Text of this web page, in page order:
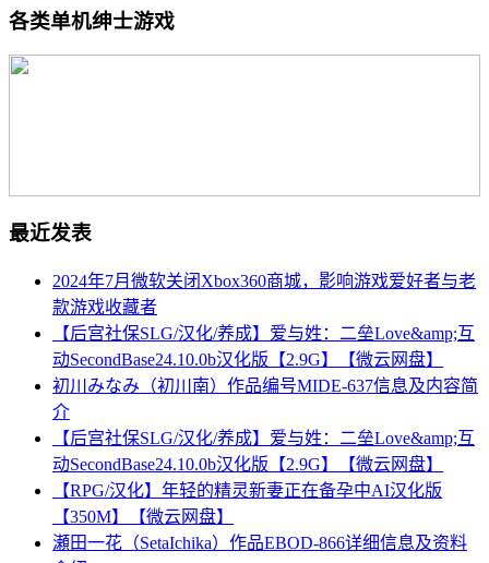
各类单机绅士游戏
最近发表
2024年7月微软关闭Xbox360商城，影响游戏爱好者与老
款游戏收藏者
【后宫社保SLG/汉化/养成】爱与姓：二垒Love&amp;互
动SecondBase24.10.0b汉化版【2.9G】【微云网盘】
初川みなみ（初川南）作品编号MIDE-637信息及内容简
介
【后宫社保SLG/汉化/养成】爱与姓：二垒Love&amp;互
动SecondBase24.10.0b汉化版【2.9G】【微云网盘】
【RPG/汉化】年轻的精灵新妻正在备孕中AI汉化版
【350M】【微云网盘】
瀬田一花（SetaIchika）作品EBOD-866详细信息及资料